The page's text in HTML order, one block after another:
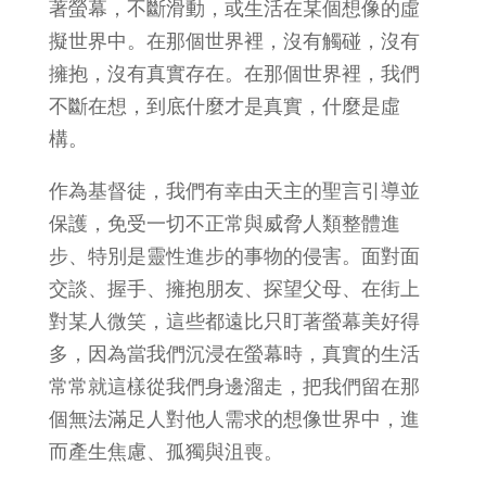
著螢幕，不斷滑動，或生活在某個想像的虛
擬世界中。在那個世界裡，沒有觸碰，沒有
擁抱，沒有真實存在。在那個世界裡，我們
不斷在想，到底什麼才是真實，什麼是虛
構。
作為基督徒，我們有幸由天主的聖言引導並
保護，免受一切不正常與威脅人類整體進
步、特別是靈性進步的事物的侵害。面對面
交談、握手、擁抱朋友、探望父母、在街上
對某人微笑，這些都遠比只盯著螢幕美好得
多，因為當我們沉浸在螢幕時，真實的生活
常常就這樣從我們身邊溜走，把我們留在那
個無法滿足人對他人需求的想像世界中，進
而產生焦慮、孤獨與沮喪。